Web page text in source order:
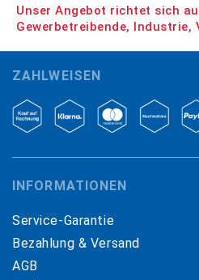
Unser Angebot richtet sich
Gewerbetreibende, Industrie,
ZAHLWEISEN
INFORMATIONEN
Service-Garantie
Bezahlung & Versand
AGB